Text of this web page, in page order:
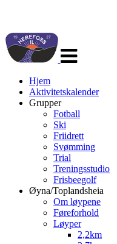
navigasjon
Hjem
Aktivitetskalender
Grupper
Fotball
Ski
Friidrett
Svømming
Trial
Treningsstudio
Frisbeegolf
Øyna/Toplandsheia
Om løypene
Føreforhold
Løyper
2,2km